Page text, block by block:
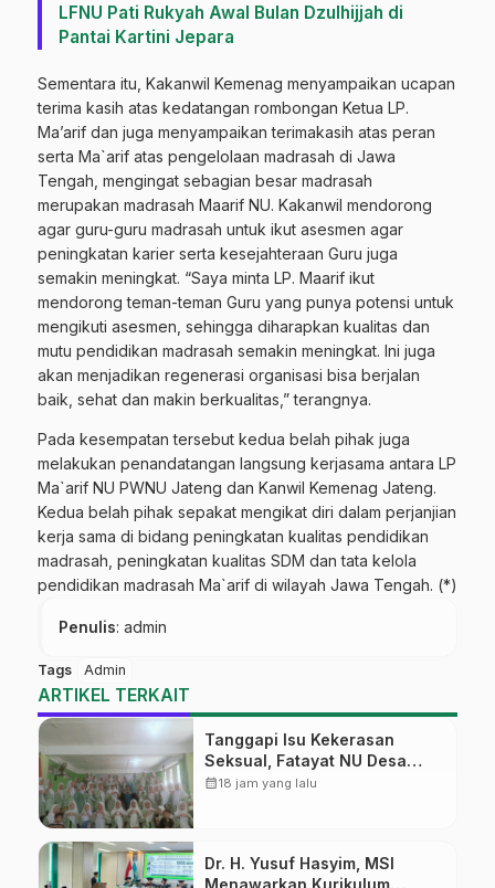
LFNU Pati Rukyah Awal Bulan Dzulhijjah di
Pantai Kartini Jepara
Sementara itu, Kakanwil Kemenag menyampaikan ucapan
terima kasih atas kedatangan rombongan Ketua LP.
Ma’arif dan juga menyampaikan terimakasih atas peran
serta Ma`arif atas pengelolaan madrasah di Jawa
Tengah, mengingat sebagian besar madrasah
merupakan madrasah Maarif NU. Kakanwil mendorong
agar guru-guru madrasah untuk ikut asesmen agar
peningkatan karier serta kesejahteraan Guru juga
semakin meningkat. “Saya minta LP. Maarif ikut
mendorong teman-teman Guru yang punya potensi untuk
mengikuti asesmen, sehingga diharapkan kualitas dan
mutu pendidikan madrasah semakin meningkat. Ini juga
akan menjadikan regenerasi organisasi bisa berjalan
baik, sehat dan makin berkualitas,” terangnya.
Pada kesempatan tersebut kedua belah pihak juga
melakukan penandatangan langsung kerjasama antara LP
Ma`arif NU PWNU Jateng dan Kanwil Kemenag Jateng.
Kedua belah pihak sepakat mengikat diri dalam perjanjian
kerja sama di bidang peningkatan kualitas pendidikan
madrasah, peningkatan kualitas SDM dan tata kelola
pendidikan madrasah Ma`arif di wilayah Jawa Tengah. (*)
Penulis: admin
Tags Admin
ARTIKEL TERKAIT
Tanggapi Isu Kekerasan
Seksual, Fatayat NU Desa
Gembong Datangkan Aktifis
calendar_month18 jam yang lalu
Dr. H. Yusuf Hasyim, MSI
Menawarkan Kurikulum